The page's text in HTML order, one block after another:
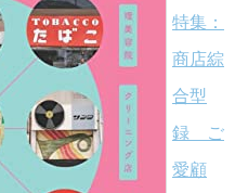
特集：
商店綜
合型
録 ご
愛顧